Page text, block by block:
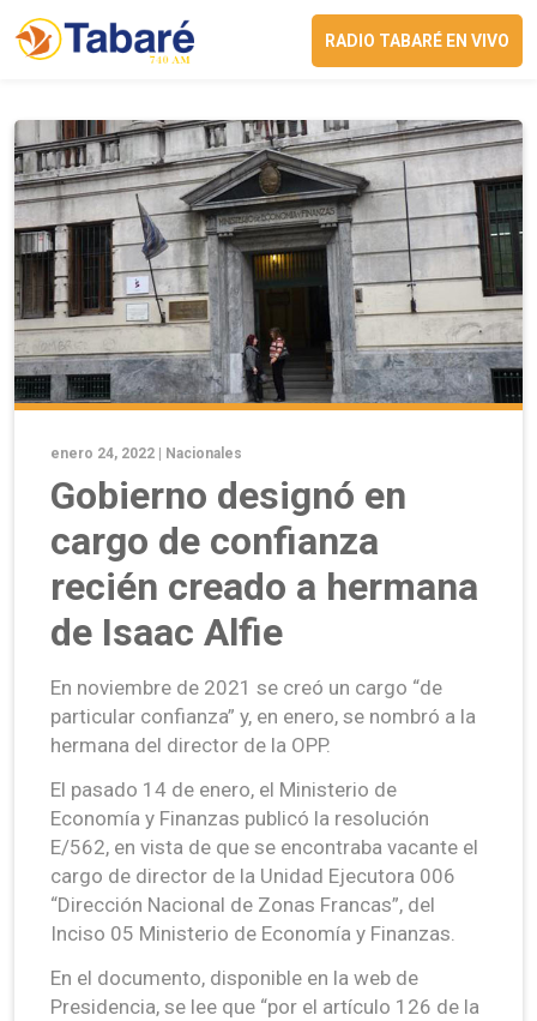
RADIO TABARÉ EN VIVO
enero 24, 2022 | Nacionales
Gobierno designó en
cargo de confianza
recién creado a hermana
de Isaac Alfie
En noviembre de 2021 se creó un cargo “de
particular confianza” y, en enero, se nombró a la
hermana del director de la OPP.
El pasado 14 de enero, el Ministerio de
Economía y Finanzas publicó la resolución
E/562, en vista de que se encontraba vacante el
cargo de director de la Unidad Ejecutora 006
“Dirección Nacional de Zonas Francas”, del
Inciso 05 Ministerio de Economía y Finanzas.
En el documento, disponible en la web de
Presidencia, se lee que “por el artículo 126 de la